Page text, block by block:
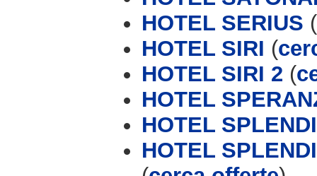
HOTEL SERIUS (
HOTEL SIRI (
HOTEL SIRI 2 (
HOTEL
HOTEL
HOTEL